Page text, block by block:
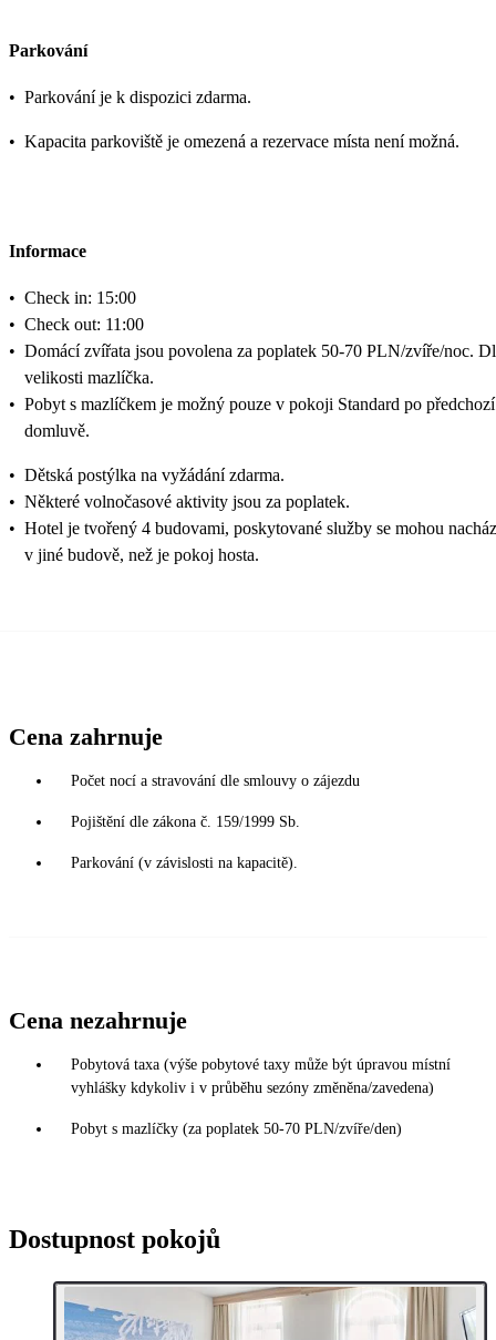
Parkování
• Parkování je k dispozici zdarma.
• Kapacita parkoviště je omezená a rezervace místa není možná.
Informace
• Check in: 15:00
• Check out: 11:00
• Domácí zvířata jsou povolena za poplatek 50-70 PLN/zvíře/noc.
velikosti mazlíčka.
• Pobyt s mazlíčkem je možný pouze v pokoji Standard po předchozí
domluvě.
• Dětská postýlka na vyžádání zdarma.
• Některé volnočasové aktivity jsou za poplatek.
• Hotel je tvořený 4 budovami, poskytované služby se mohou
v jiné budově, než je pokoj hosta.
Cena zahrnuje
Počet nocí a stravování dle smlouvy o zájezdu
Pojištění dle zákona č. 159/1999 Sb.
Parkování (v závislosti na kapacitě).
Cena nezahrnuje
Pobytová taxa (výše pobytové taxy může být úpravou místní
vyhlášky kdykoliv i v průběhu sezóny změněna/zavedena)
Pobyt s mazlíčky (za poplatek 50-70 PLN/zvíře/den)
Dostupnost pokojů